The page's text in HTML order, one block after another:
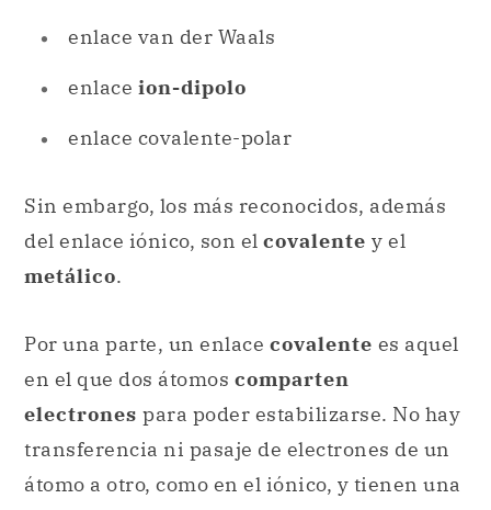
enlace van der Waals
enlace ion-dipolo
enlace covalente-polar
Sin embargo, los más reconocidos, además
del enlace iónico, son el covalente y el
metálico.
Por una parte, un enlace covalente es aquel
en el que dos átomos comparten
electrones para poder estabilizarse. No hay
transferencia ni pasaje de electrones de un
átomo a otro, como en el iónico, y tienen una